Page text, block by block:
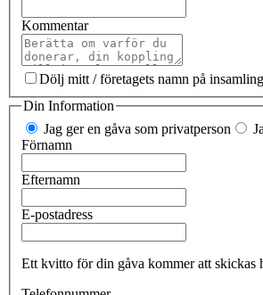
Kommentar
Dölj mitt / företagets namn på
Din Information
Jag ger en gåva som privatperson
Förnamn
Efternamn
E-postadress
Ett kvitto för din gåva kommer att skickas